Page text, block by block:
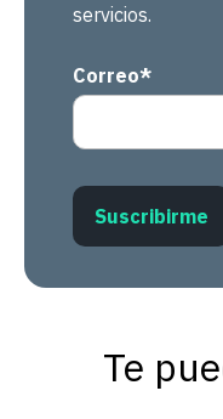
servicios.
Correo*
Te